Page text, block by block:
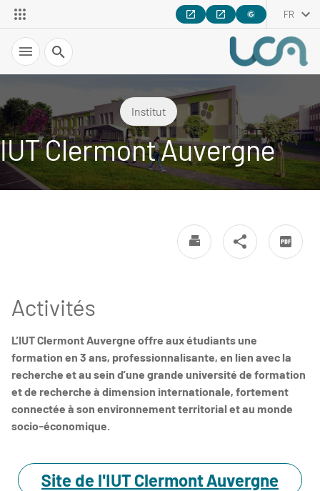
FR
Recherche
Institut
IUT Clermont Auvergne
Activités
L’IUT Clermont Auvergne offre aux étudiants une
formation en 3 ans, professionnalisante, en lien avec la
recherche et au sein d’une grande université de formation
et de recherche à dimension internationale, fortement
connectée à son environnement territorial et au monde
socio‑économique.
Site de l'IUT Clermont Auvergne